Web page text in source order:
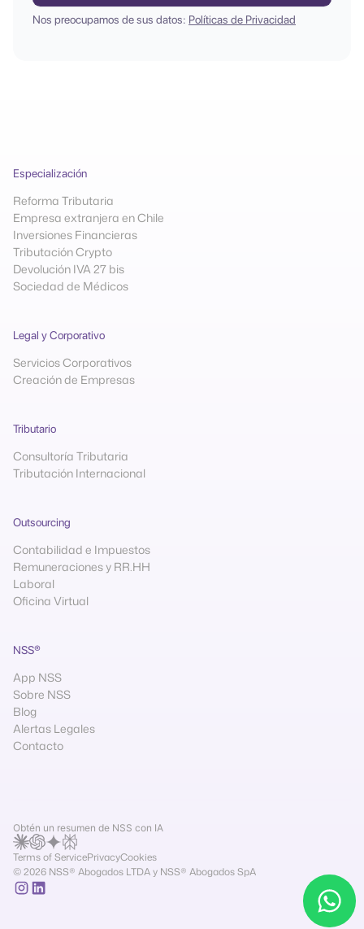
Nos preocupamos de sus datos: Políticas de Privacidad
Especialización
Reforma Tributaria
Empresa extranjera en Chile
Inversiones Financieras
Tributación Crypto
Devolución IVA 27 bis
Sociedad de Médicos
Legal y Corporativo
Servicios Corporativos
Creación de Empresas
Tributario
Consultoría Tributaria
Tributación Internacional
Outsourcing
Contabilidad e Impuestos
Remuneraciones y RR.HH
Laboral
Oficina Virtual
NSS®
App NSS
Sobre NSS
Blog
Alertas Legales
Contacto
Obtén un resumen de NSS con IA
Terms of ServicePrivacyCookies
© 2026 NSS® Abogados LTDA y NSS® Abogados SpA